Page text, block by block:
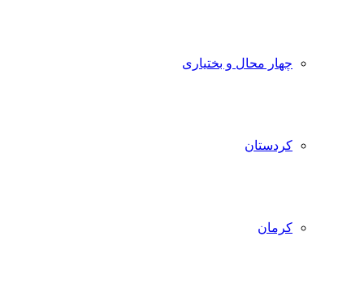
چهار محال و بختیاری
کردستان
کرمان